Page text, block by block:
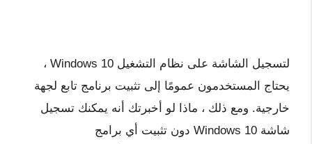
لتسجيل الشاشة على نظام التشغيل Windows 10 ،
يحتاج المستخدمون عمومًا إلى تثبيت برنامج تابع لجهة
خارجية. ومع ذلك ، ماذا لو أخبرتك أنه يمكنك تسجيل
شاشة Windows 10 دون تثبيت أي برامج